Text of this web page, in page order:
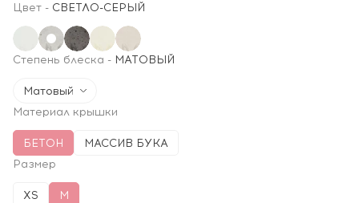
Цвет - СВЕТЛО-СЕРЫЙ
Степень блеска - МАТОВЫЙ
Матовый
Материал крышки
БЕТОН
МАССИВ БУКА
Размер
XS M